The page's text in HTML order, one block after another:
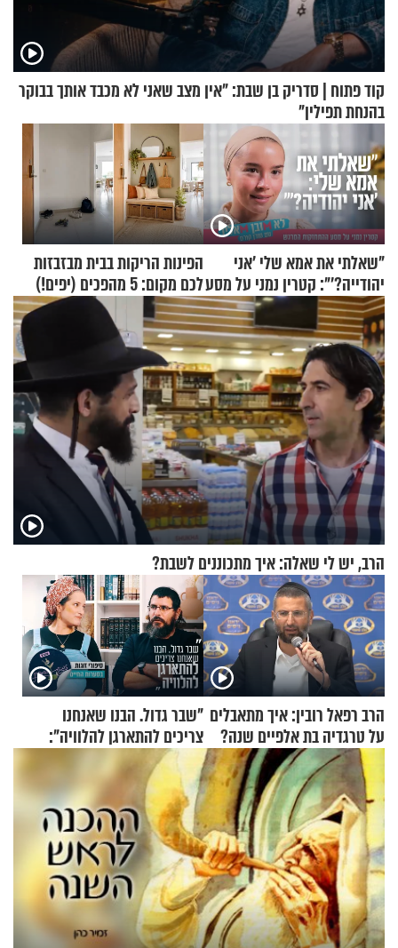
קוד פתוח | סדריק בן שבת: "אין מצב שאני לא מכבד אותך בבוקר
בהנחת תפילין"
"שאלתי את אמא שלי 'אני
יהודייה?'": קטרין נמני על מסע
ההתחזקות המרגש
הפינות הריקות בבית מבזבזות
לכם מקום: 5 מהפכים (יפים!)
שאפשר לעשות כבר היום
הרב, יש לי שאלה: איך מתכוננים לשבת?
הרב רפאל רובין: איך מתאבלים
על טרגדיה בת אלפיים שנה?
"שבר גדול. הבנו שאנחנו
צריכים להתארגן להלוויה":
זוגיות במבחן, הפעם עם מרים
וגד דנינו